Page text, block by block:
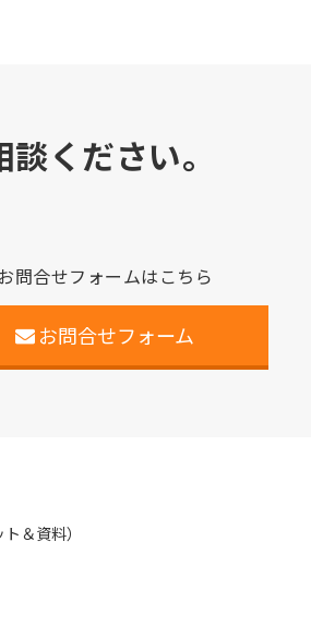
ください。
問合せフォームはこちら
お問合せフォーム
＆資料）